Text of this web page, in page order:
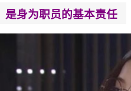
是身为职员的基本责任